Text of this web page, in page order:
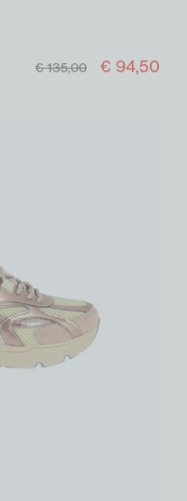
€ 135,00 € 94,50